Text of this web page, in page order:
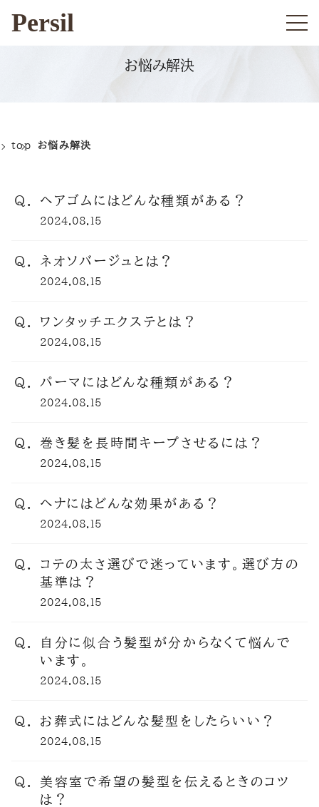
Persil
お悩み解決
top お悩み解決
ヘアゴムにはどんな種類がある？
2024.08.15
ネオソバージュとは？
2024.08.15
ワンタッチエクステとは？
2024.08.15
パーマにはどんな種類がある？
2024.08.15
巻き髪を長時間キープさせるには？
2024.08.15
ヘナにはどんな効果がある？
2024.08.15
コテの太さ選びで迷っています。選び方の
基準は？
2024.08.15
自分に似合う髪型が分からなくて悩んで
います。
2024.08.15
お葬式にはどんな髪型をしたらいい？
2024.08.15
美容室で希望の髪型を伝えるときのコツ
は？